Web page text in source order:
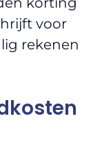
voor
rekenen